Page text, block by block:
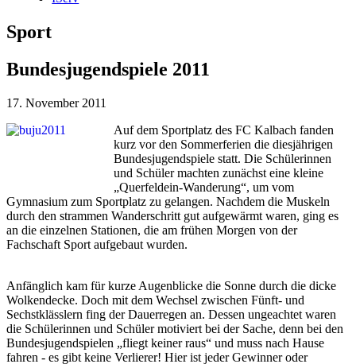
Sport
Bundesjugendspiele 2011
17. November 2011
Auf dem Sportplatz des FC Kalbach fanden
kurz vor den Sommerferien die diesjährigen
Bundesjugendspiele statt. Die Schülerinnen
und Schüler machten zunächst eine kleine
„Querfeldein-Wanderung“, um vom
Gymnasium zum Sportplatz zu gelangen. Nachdem die Muskeln
durch den strammen Wanderschritt gut aufgewärmt waren, ging es
an die einzelnen Stationen, die am frühen Morgen von der
Fachschaft Sport aufgebaut wurden.
Anfänglich kam für kurze Augenblicke die Sonne durch die dicke
Wolkendecke. Doch mit dem Wechsel zwischen Fünft- und
Sechstklässlern fing der Dauerregen an. Dessen ungeachtet waren
die Schülerinnen und Schüler motiviert bei der Sache, denn bei den
Bundesjugendspielen „fliegt keiner raus“ und muss nach Hause
fahren - es gibt keine Verlierer! Hier ist jeder Gewinner oder